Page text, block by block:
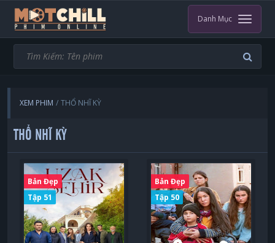
Danh Mục
XEM PHIM THỔ NHĨ KỲ
THỔ NHĨ KỲ
Bản Đẹp
Tập 51
Bản Đẹp
Tập 50